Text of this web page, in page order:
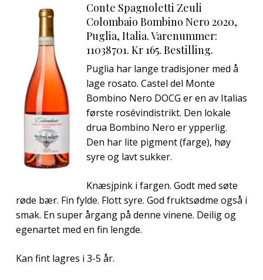
Conte Spagnoletti Zeuli
Colombaio Bombino Nero 2020,
Puglia, Italia. Varenummer:
11038701. Kr 165. Bestilling.
Puglia har lange tradisjoner med å
lage rosato. Castel del Monte
Bombino Nero DOCG er en av Italias
første rosévindistrikt. Den lokale
drua Bombino Nero er ypperlig.
Den har lite pigment (farge), høy
syre og lavt sukker.
Knæsjpink i fargen. Godt med søte
røde bær. Fin fylde. Flott syre. God fruktsødme også i
smak. En super årgang på denne vinene. Deilig og
egenartet med en fin lengde.
Kan fint lagres i 3-5 år.